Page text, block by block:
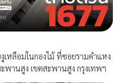
หลือมในกองไม้ ที่ซอยรามคำแหง
พานสูง เขตสะพานสูง กรุงเทพฯ